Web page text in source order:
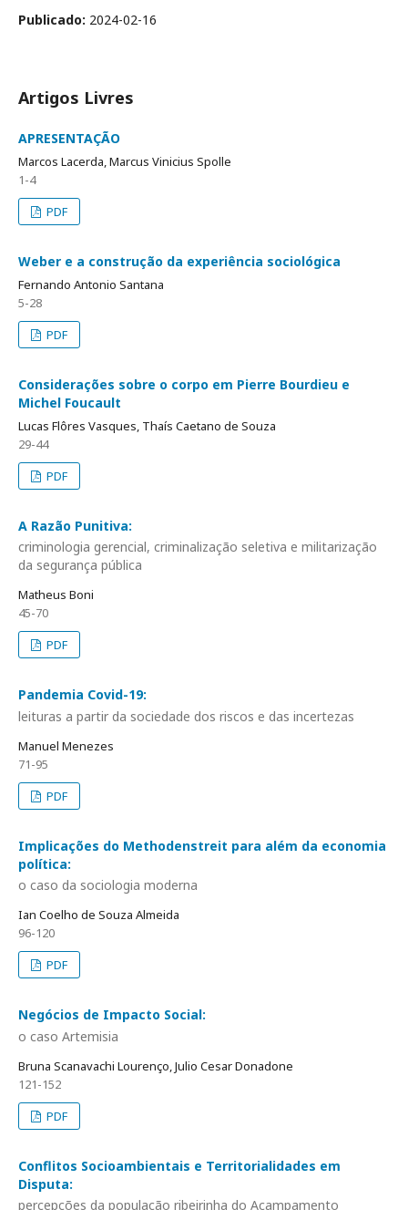
Publicado: 2024-02-16
Artigos Livres
APRESENTAÇÃO
Marcos Lacerda, Marcus Vinicius Spolle
1-4
PDF
Weber e a construção da experiência sociológica
Fernando Antonio Santana
5-28
PDF
Considerações sobre o corpo em Pierre Bourdieu e
Michel Foucault
Lucas Flôres Vasques, Thaís Caetano de Souza
29-44
PDF
A Razão Punitiva:
criminologia gerencial, criminalização seletiva e militarização
da segurança pública
Matheus Boni
45-70
PDF
Pandemia Covid-19:
leituras a partir da sociedade dos riscos e das incertezas
Manuel Menezes
71-95
PDF
Implicações do Methodenstreit para além da economia
política:
o caso da sociologia moderna
Ian Coelho de Souza Almeida
96-120
PDF
Negócios de Impacto Social:
o caso Artemisia
Bruna Scanavachi Lourenço, Julio Cesar Donadone
121-152
PDF
Conflitos Socioambientais e Territorialidades em
Disputa:
percepções da população ribeirinha do Acampamento